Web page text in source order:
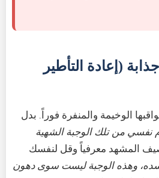
(إعادة التأطير
الوخيمة والمنفرة فوراً. بدل
نفسي من تلك الوجبة الشهية
المشهد معرفياً وقل لنفسك
وهذه الوجبة ليست سوى دهون